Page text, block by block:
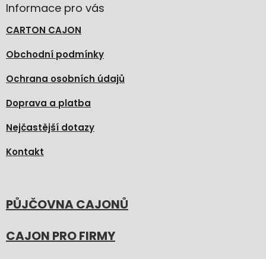
Informace pro vás
CARTON CAJON
Obchodní podmínky
Ochrana osobních údajů
Doprava a platba
Nejčastější dotazy
Kontakt
PŮJČOVNA CAJONŮ
CAJON PRO FIRMY